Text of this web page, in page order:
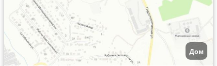
Дом